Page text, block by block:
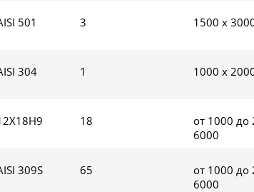
501 3 1500 x
304 1 1000 x
18
от 1000 до
6000
309S 65
от 1000 до
6000